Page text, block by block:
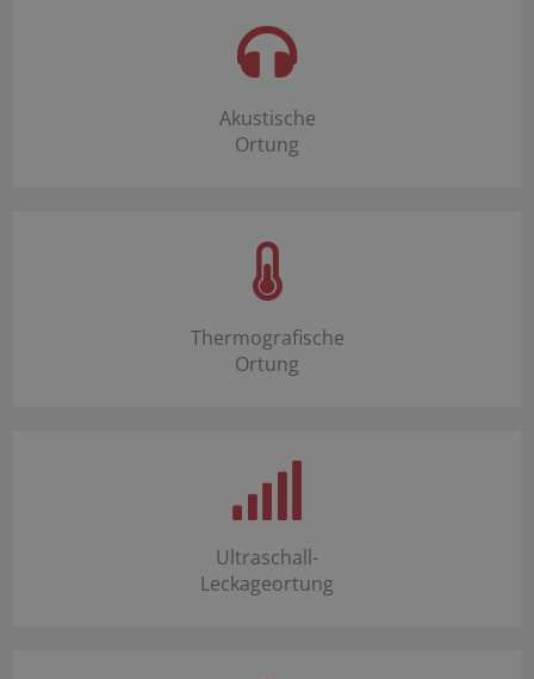
Akustische
Ortung
Thermografische
Ortung
Ultraschall-
Leckageortung